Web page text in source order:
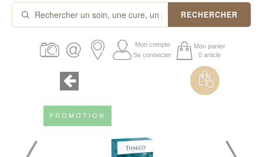
PROMOS
RECHERCHER
Mon compte
Se connecter
Mon panier
0 article
PROMOTION